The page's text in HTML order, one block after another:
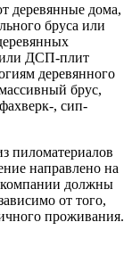
деревянные дома,
бруса или
или ДСП-плит
деревянного
брус,
, сип-
пиломатериалов
направлено на
компании должны
от того,
проживания.